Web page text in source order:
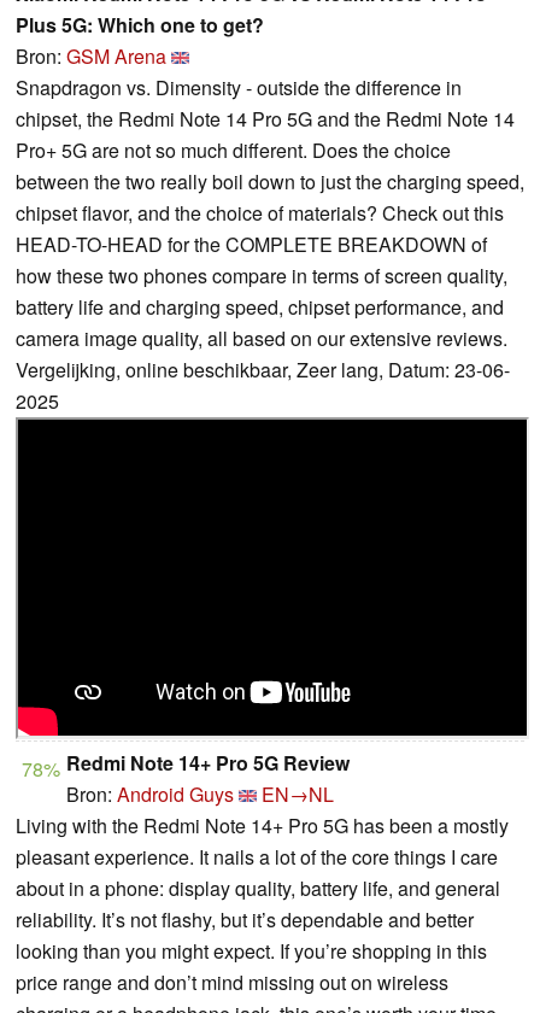
Plus 5G: Which one to get?
Bron: GSM Arena
Snapdragon vs. Dimensity - outside the difference in
chipset, the Redmi Note 14 Pro 5G and the Redmi Note 14
Pro+ 5G are not so much different. Does the choice
between the two really boil down to just the charging speed,
chipset flavor, and the choice of materials? Check out this
HEAD-TO-HEAD for the COMPLETE BREAKDOWN of
how these two phones compare in terms of screen quality,
battery life and charging speed, chipset performance, and
camera image quality, all based on our extensive reviews.
Vergelijking, online beschikbaar, Zeer lang, Datum: 23-06-
2025
78% Redmi Note 14+ Pro 5G Review
Bron: Android Guys
EN→NL
Living with the Redmi Note 14+ Pro 5G has been a mostly
pleasant experience. It nails a lot of the core things I care
about in a phone: display quality, battery life, and general
reliability. It’s not flashy, but it’s dependable and better
looking than you might expect. If you’re shopping in this
price range and don’t mind missing out on wireless